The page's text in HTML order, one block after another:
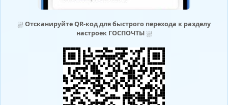
⛆ Отсканируйте QR-код для быстрого перехода к разделу
настроек ГОСПОЧТЫ⛆